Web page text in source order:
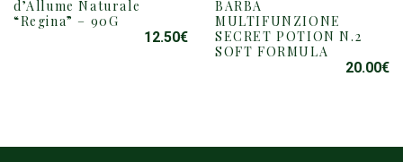
d’Allume Naturale
“Regina” – 90G
12.50€
BARBA
MULTIFUNZIONE
SECRET POTION N.2
SOFT FORMULA
20.00€